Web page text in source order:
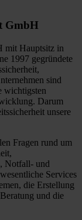
GmbH
mit Hauptsitz in
1997 gegründete
sind
wichtigsten
Darum
unsere
Fragen rund um
Notfall- und
Services
die Erstellung
und die